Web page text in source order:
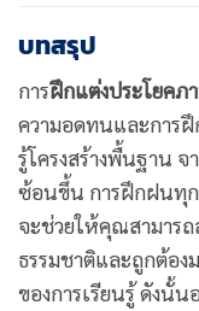
บทสรุป
การฝึกแต่งประโยคภ
ความอดทนและการฝึ
รู้โครงสร้างพื้นฐาน
ซ้อนขึ้น การฝึกฝนทุก
จะช่วยให้คุณสามารถ
ธรรมชาติและถูกต้อ
ของการเรียนรู้ ดังนั้